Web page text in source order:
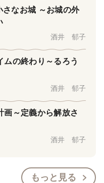
なお城 ～お城の外
酒井 郁子
ムの終わり～るろう
酒井 郁子
画～定義から解放さ
酒井 郁子
もっと見る